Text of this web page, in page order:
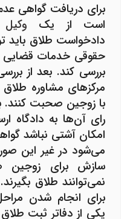
برای دریافت گواهی
است از یک
وکیل
دادخواست طلاق باید
حقوقی خدمات قضایی
بررسی کند. بعد از
مرکزهای مشاوره
با زوجین صحبت کنند.
رای آن‌ها به دادگاه
امکان آشتی نباشد
می‌شود در غیر این
سازش برای زوجین
نمی‌توانند طلاق
برای انجام شدن
یکی از دفاتر ثبت